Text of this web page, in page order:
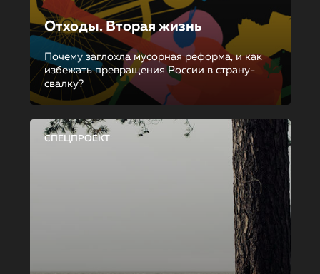
Отходы. Вторая жизнь
Почему заглохла мусорная реформа, и как
избежать превращения России в страну-
свалку?
СПЕЦПРОЕКТ